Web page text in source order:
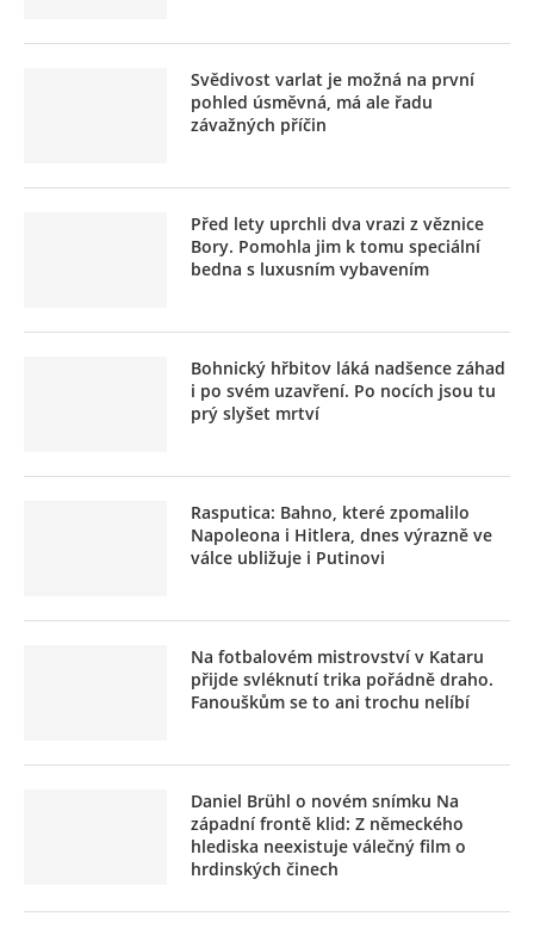
Svědivost varlat je možná na první
pohled úsměvná, má ale řadu
závažných příčin
Před lety uprchli dva vrazi z věznice
Bory. Pomohla jim k tomu speciální
bedna s luxusním vybavením
Bohnický hřbitov láká nadšence záhad
i po svém uzavření. Po nocích jsou tu
prý slyšet mrtví
Rasputica: Bahno, které zpomalilo
Napoleona i Hitlera, dnes výrazně ve
válce ubližuje i Putinovi
Na fotbalovém mistrovství v Kataru
přijde svléknutí trika pořádně draho.
Fanouškům se to ani trochu nelíbí
Daniel Brühl o novém snímku Na
západní frontě klid: Z německého
hlediska neexistuje válečný film o
hrdinských činech